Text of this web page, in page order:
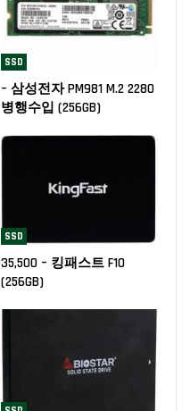
SSD
– 삼성전자 PM981 M.2 2280
병행수입 (256GB)
SSD
35,500 – 킹패스트 F10
(256GB)